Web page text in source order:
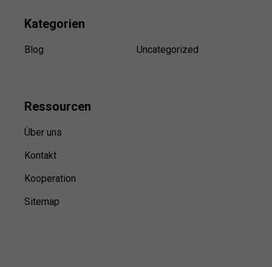
Kategorien
Blog Uncategorized
Ressourcen
Über uns
Kontakt
Kooperation
Sitemap